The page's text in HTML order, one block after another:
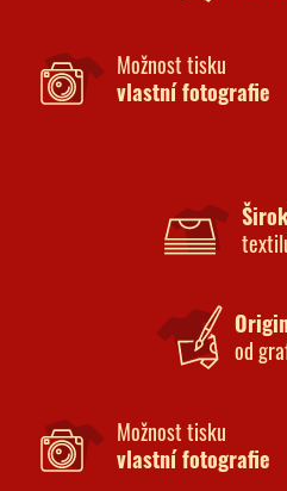
Možnost tisku
vlastní fotografie
od
Možnost tisku
vlastní fotografie